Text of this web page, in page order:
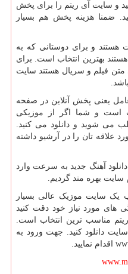
و سایت آی ریتم را برای پخش
ضمنا هزینه پخش هم بسیار
هستند و برای دوستانی که به
بهترین انتخاب است. برای
متن فیلم و سریال هستند سایت
یعنی پخش آنلاین در صفحه
است و شما اگر از موزیکی
می شوید و دانلود می کنید.
علاقه تان را در آرشیو داشته
آهنگ جدید به سرعت وارد
بهره مند گردیم.
یک سایت موزیک عالی بسیار
مورد نیاز خود دقت کنید
ریتم مناسب ترین انتخاب است.
دانلود کنید. جهت ورود به
اقدام نمایید.